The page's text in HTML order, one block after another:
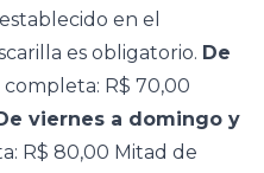
en el
es obligatorio. De
R$ 70,00
viernes a domingo y
R$ 80,00 Mitad de